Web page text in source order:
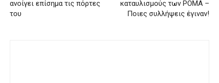
ανοίγει επίσημα τις πόρτες
του
καταυλισμούς των ΡΟΜΑ –
Ποιες συλλήψεις έγιναν!